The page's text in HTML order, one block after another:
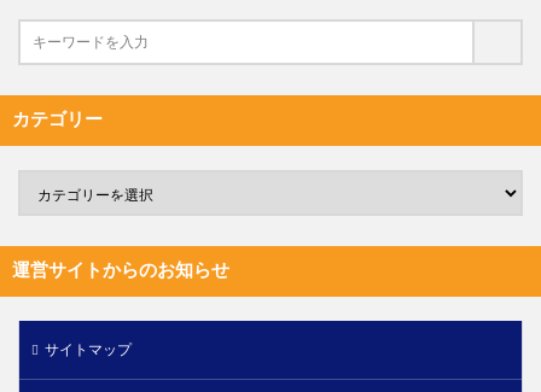
カテゴリー
運営サイトからのお知らせ
サイトマップ